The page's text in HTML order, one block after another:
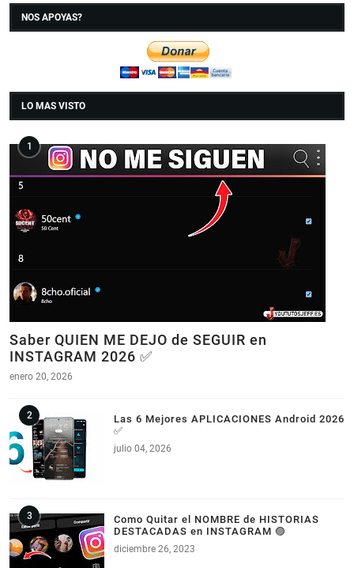
NOS APOYAS?
LO MAS VISTO
Saber QUIEN ME DEJO de SEGUIR en
INSTAGRAM 2026 ✅
enero 20, 2026
Las 6 Mejores APLICACIONES Android 2026
✅
julio 04, 2026
Como Quitar el NOMBRE de HISTORIAS
DESTACADAS en INSTAGRAM 🟣
diciembre 26, 2023